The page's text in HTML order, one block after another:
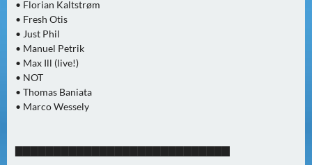
T
E
R
F
R
E
I
G
• Florian Kaltstrøm
• Fresh Otis
• Just Phil
• Manuel Petrik
• Max Ill (live!)
• NOT
• Thomas Baniata
• Marco Wessely
▇▇▇▇▇▇▇▇▇▇▇▇▇▇▇▇▇▇▇▇▇▇▇▇▇▇▇▇